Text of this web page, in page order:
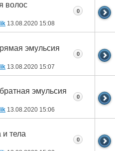
волос
13.08.2020 15:08
0
эмульсия
13.08.2020 15:07
0
эмульсия
13.08.2020 15:06
0
тела
0